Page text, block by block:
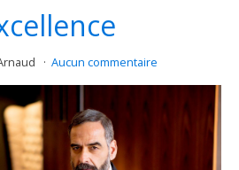
Aucun commentaire